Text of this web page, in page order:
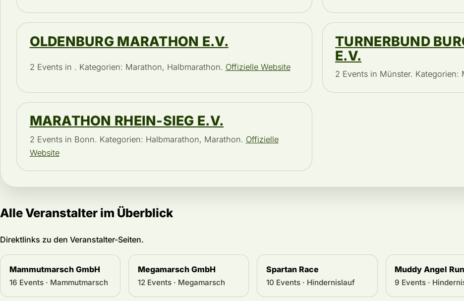
OLDENBURG MARATHON E.V.
2 Events in . Kategorien: Marathon, Halbmarathon. Offizielle Website
TURNERBUND
E.V.
2 Events in Münster. Kategorien:
MARATHON RHEIN-SIEG E.V.
2 Events in Bonn. Kategorien: Halbmarathon, Marathon. Offizielle
Website
Alle Veranstalter im Überblick
Direktlinks zu den Veranstalter-Seiten.
Mammutmarsch GmbH
16 Events · Mammutmarsch
Megamarsch GmbH
12 Events · Megamarsch
Spartan Race
10 Events · Hindernislauf
Muddy Angel Run
9 Events ·